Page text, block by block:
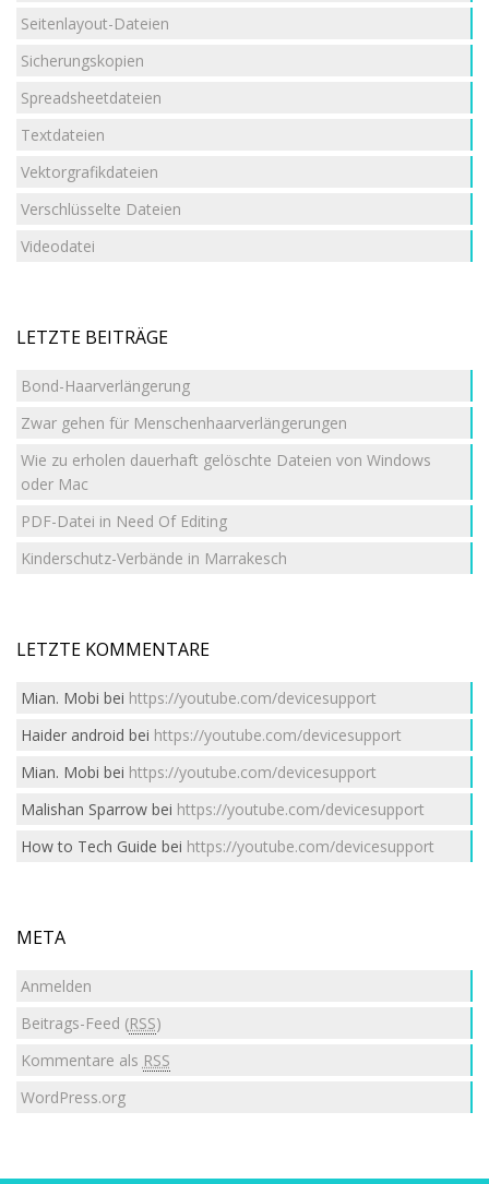
Seitenlayout-Dateien
Sicherungskopien
Spreadsheetdateien
Textdateien
Vektorgrafikdateien
Verschlüsselte Dateien
Videodatei
LETZTE BEITRÄGE
Bond-Haarverlängerung
Zwar gehen für Menschenhaarverlängerungen
Wie zu erholen dauerhaft gelöschte Dateien von Windows
oder Mac
PDF-Datei in Need Of Editing
Kinderschutz-Verbände in Marrakesch
LETZTE KOMMENTARE
Mian. Mobi bei https://youtube.com/devicesupport
Haider android bei https://youtube.com/devicesupport
Mian. Mobi bei https://youtube.com/devicesupport
Malishan Sparrowbei https://youtube.com/devicesupport
How to Tech Guide bei https://youtube.com/devicesupport
META
Anmelden
Beitrags-Feed (RSS)
Kommentare als RSS
WordPress.org